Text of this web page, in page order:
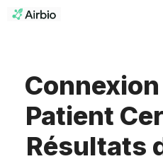
Aller
Connexion
Patient
Résultats